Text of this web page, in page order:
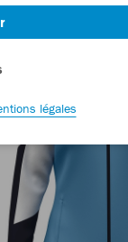
légales